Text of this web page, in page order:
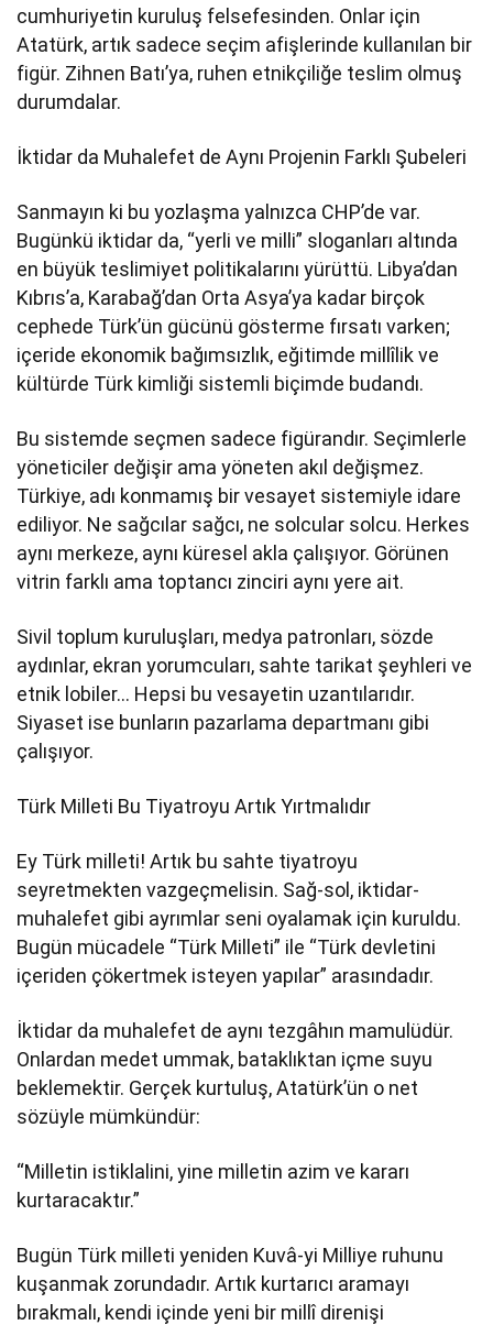
cumhuriyetin kuruluş felsefesinden. Onlar için
Atatürk, artık sadece seçim afişlerinde kullanılan bir
figür. Zihnen Batı’ya, ruhen etnikçiliğe teslim olmuş
durumdalar.
İktidar da Muhalefet de Aynı Projenin Farklı Şubeleri
Sanmayın ki bu yozlaşma yalnızca CHP’de var.
Bugünkü iktidar da, “yerli ve milli” sloganları altında
en büyük teslimiyet politikalarını yürüttü. Libya’dan
Kıbrıs’a, Karabağ’dan Orta Asya’ya kadar birçok
cephede Türk’ün gücünü gösterme fırsatı varken;
içeride ekonomik bağımsızlık, eğitimde millîlik ve
kültürde Türk kimliği sistemli biçimde budandı.
Bu sistemde seçmen sadece figürandır. Seçimlerle
yöneticiler değişir ama yöneten akıl değişmez.
Türkiye, adı konmamış bir vesayet sistemiyle idare
ediliyor. Ne sağcılar sağcı, ne solcular solcu. Herkes
aynı merkeze, aynı küresel akla çalışıyor. Görünen
vitrin farklı ama toptancı zinciri aynı yere ait.
Sivil toplum kuruluşları, medya patronları, sözde
aydınlar, ekran yorumcuları, sahte tarikat şeyhleri ve
etnik lobiler… Hepsi bu vesayetin uzantılarıdır.
Siyaset ise bunların pazarlama departmanı gibi
çalışıyor.
Türk Milleti Bu Tiyatroyu Artık Yırtmalıdır
Ey Türk milleti! Artık bu sahte tiyatroyu
seyretmekten vazgeçmelisin. Sağ-sol, iktidar-
muhalefet gibi ayrımlar seni oyalamak için kuruldu.
Bugün mücadele “Türk Milleti” ile “Türk devletini
içeriden çökertmek isteyen yapılar” arasındadır.
İktidar da muhalefet de aynı tezgâhın mamulüdür.
Onlardan medet ummak, bataklıktan içme suyu
beklemektir. Gerçek kurtuluş, Atatürk’ün o net
sözüyle mümkündür:
“Milletin istiklalini, yine milletin azim ve kararı
kurtaracaktır.”
Bugün Türk milleti yeniden Kuvâ-yi Milliye ruhunu
kuşanmak zorundadır. Artık kurtarıcı aramayı
bırakmalı, kendi içinde yeni bir millî direnişi